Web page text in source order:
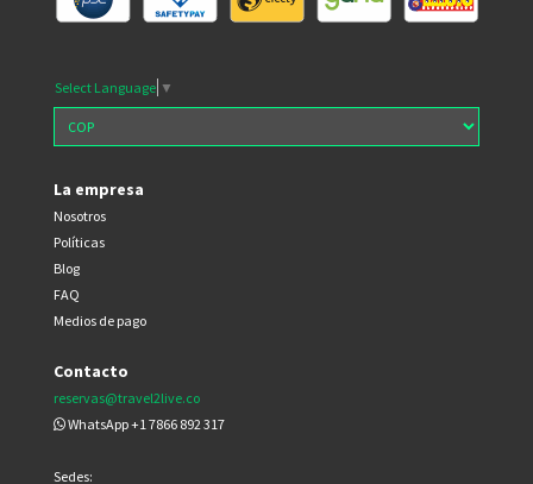
Select Language ▼
La empresa
Nosotros
Políticas
Blog
FAQ
Medios de pago
Contacto
reservas@travel2live.co
WhatsApp +1 7866 892 317
Sedes: